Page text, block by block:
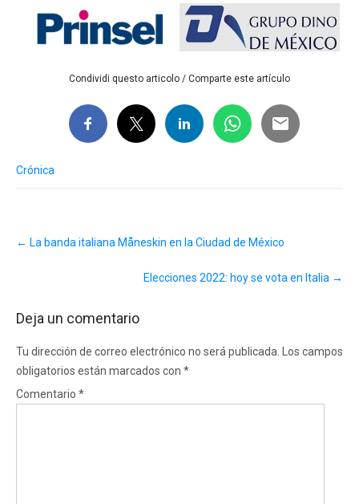
Condividi questo articolo / Comparte este artículo
Crónica
navigation
← La banda italiana Måneskin en la Ciudad de México
Elecciones 2022: hoy se vota en Italia →
Deja un comentario
Tu dirección de correo electrónico no será publicada.
Los campos
obligatorios están marcados con *
Comentario *